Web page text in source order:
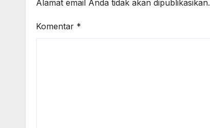
Alamat email Anda tidak akan dipublikasikan.
Komentar *